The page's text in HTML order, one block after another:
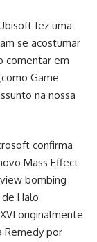
fez uma
se acostumar
comentar em
Game
na nossa
confirma
Mass Effect
bombing
Halo
originalmente
Remedy por